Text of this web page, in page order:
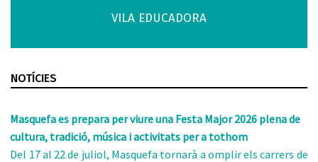
VILA EDUCADORA
NOTÍCIES
Masquefa es prepara per viure una Festa Major 2026 plena de
cultura, tradició, música i activitats per a tothom
Del 17 al 22 de juliol, Masquefa tornarà a omplir els carrers de